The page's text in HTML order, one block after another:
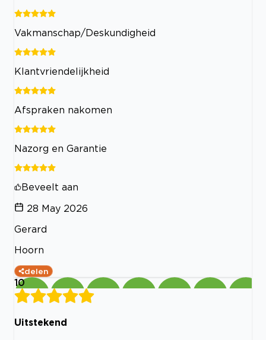
Vakmanschap/Deskundigheid
Klantvriendelijkheid
Afspraken nakomen
Nazorg en Garantie
Beveelt aan
28 May 2026
Gerard
Hoorn
delen
10
Uitstekend